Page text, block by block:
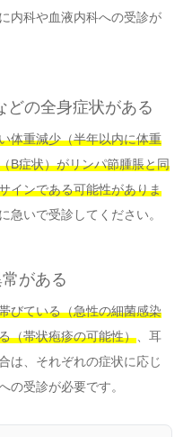
内科や血液内科への受診が
どの全身症状がある
体重減少（半年以内に体重
B症状）がリンパ節腫脹と同
インである可能性がありま
急いで受診してください。
がある
びている（急性の細菌感染
（帯状疱疹の可能性） 、耳
は、それぞれの症状に応じ
の受診が必要です。